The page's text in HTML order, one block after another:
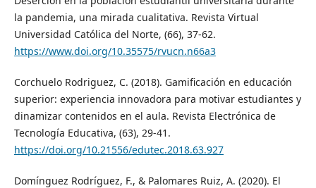
la pandemia, una mirada cualitativa. Revista Virtual
Universidad Católica del Norte, (66), 37-62.
https://www.doi.org/10.35575/rvucn.n66a3
Corchuelo Rodriguez, C. (2018). Gamificación en educación
superior: experiencia innovadora para motivar estudiantes y
dinamizar contenidos en el aula. Revista Electrónica de
Tecnología Educativa, (63), 29-41.
https://doi.org/10.21556/edutec.2018.63.927
Domínguez Rodríguez, F., & Palomares Ruiz, A. (2020). El